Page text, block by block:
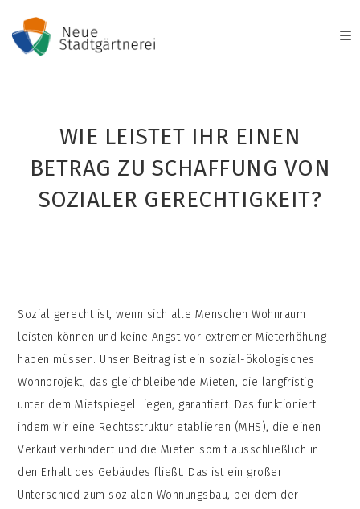
Inhalt
springen
WIE LEISTET IHR EINEN
BETRAG ZU SCHAFFUNG VON
SOZIALER GERECHTIGKEIT?
Sozial gerecht ist, wenn sich alle Menschen Wohnraum
leisten können und keine Angst vor extremer Mieterhöhung
haben müssen. Unser Beitrag ist ein sozial-ökologisches
Wohnprojekt, das gleichbleibende Mieten, die langfristig
unter dem Mietspiegel liegen, garantiert. Das funktioniert
indem wir eine Rechtsstruktur etablieren (MHS), die einen
Verkauf verhindert und die Mieten somit ausschließlich in
den Erhalt des Gebäudes fließt. Das ist ein großer
Unterschied zum sozialen Wohnungsbau, bei dem der